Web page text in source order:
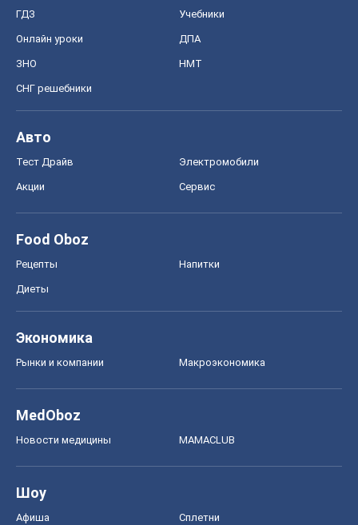
ГДЗ Учебники
Онлайн уроки ДПА
ЗНО НМТ
СНГ решебники
Авто
Тест Драйв Электромобили
Акции Сервис
Food Oboz
Рецепты Напитки
Диеты
Экономика
Рынки и компании Mакроэкономика
MedOboz
Новости медицины MAMACLUB
Шоу
Афиша Сплетни